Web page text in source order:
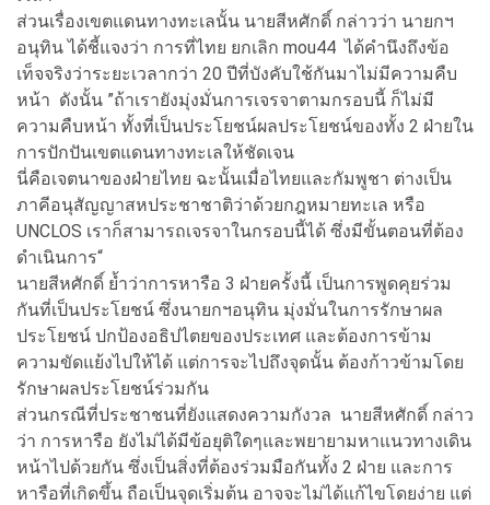
ส่วนเรื่องเขตแดนทางทะเลนั้น นายสีหศักดิ์ กล่าวว่า นายกฯ
อนุทิน ได้ชี้แจงว่า การที่ไทย ยกเลิก mou44 ได้คำนึงถึงข้อ
เท็จจริงว่าระยะเวลากว่า 20 ปีที่บังคับใช้กันมาไม่มีความคืบ
หน้า ดังนั้น ”ถ้าเรายังมุ่งมั่นการเจรจาตามกรอบนี้ ก็ไม่มี
ความคืบหน้า ทั้งที่เป็นประโยชน์ผลประโยชน์ของทั้ง 2 ฝ่ายใน
การปักปันเขตแดนทางทะเลให้ชัดเจน
นี่คือเจตนาของฝ่ายไทย ฉะนั้นเมื่อไทยและกัมพูชา ต่างเป็น
ภาคีอนุสัญญาสหประชาชาติว่าด้วยกฎหมายทะเล หรือ
UNCLOS เราก็สามารถเจรจาในกรอบนี้ได้ ซึ่งมีขั้นตอนที่ต้อง
ดำเนินการ“
นายสีหศักดิ์ ย้ำว่าการหารือ 3 ฝ่ายครั้งนี้ เป็นการพูดคุยร่วม
กันที่เป็นประโยชน์ ซึ่งนายกฯอนุทิน มุ่งมั่นในการรักษาผล
ประโยชน์ ปกป้องอธิปไตยของประเทศ และต้องการข้าม
ความขัดแย้งไปให้ได้ แต่การจะไปถึงจุดนั้น ต้องก้าวข้ามโดย
รักษาผลประโยชน์ร่วมกัน
ส่วนกรณีที่ประชาชนที่ยังแสดงความกังวล นายสีหศักดิ์ กล่าว
ว่า การหารือ ยังไม่ได้มีข้อยุติใดๆและพยายามหาแนวทางเดิน
หน้าไปด้วยกัน ซึ่งเป็นสิ่งที่ต้องร่วมมือกันทั้ง 2 ฝ่าย และการ
หารือที่เกิดขึ้น ถือเป็นจุดเริ่มต้น อาจจะไม่ได้แก้ไขโดยง่าย แต่